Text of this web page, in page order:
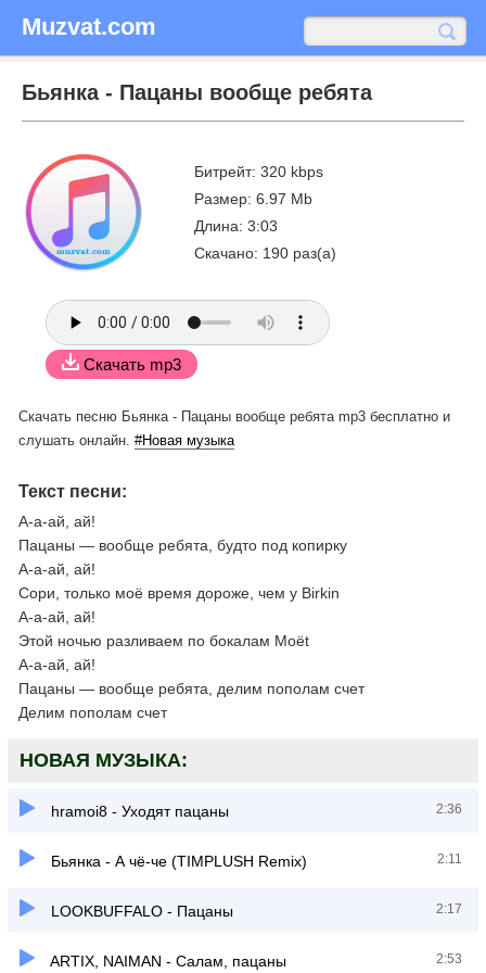
Muzvat.com
Бьянка - Пацаны вообще ребята
Битрейт: 320 kbps
Размер: 6.97 Mb
Длина: 3:03
Скачано: 190 раз(а)
Скачать mp3
Скачать песню Бьянка - Пацаны вообще ребята mp3 бесплатно и
слушать онлайн. #Новая музыка
Текст песни:
А-а-ай, ай!
Пацаны — вообще ребята, будто под копирку
А-а-ай, ай!
Сори, только моё время дороже, чем у Birkin
А-а-ай, ай!
Этой ночью разливаем по бокалам Moët
А-а-ай, ай!
Пацаны — вообще ребята, делим пополам счет
Делим пополам счет
НОВАЯ МУЗЫКА:
hramoi8 - Уходят пацаны 2:36
Бьянка - А чё-че (TIMPLUSH Remix) 2:11
LOOKBUFFALO - Пацаны 2:17
ARTIX, NAIMAN - Салам, пацаны 2:53